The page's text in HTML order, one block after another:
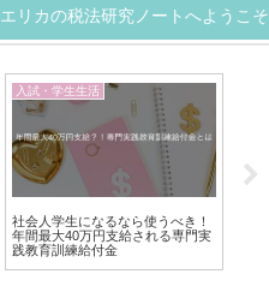
エリカの税法研究ノートへようこそ
入試・学生生活
社会人学生になるなら使うべき！
年間最大40万円支給される専門実
践教育訓練給付金